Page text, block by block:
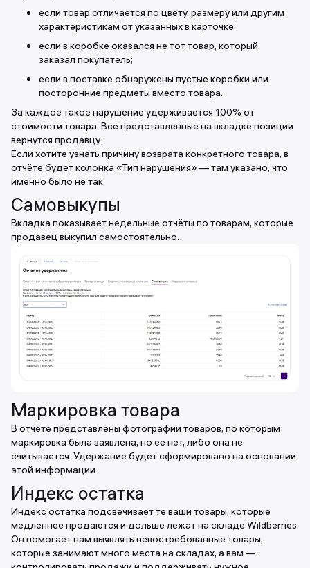
если товар отличается по цвету, размеру или другим
характеристикам от указанных в карточке;
если в коробке оказался не тот товар, который
заказал покупатель;
если в поставке обнаружены пустые коробки или
посторонние предметы вместо товара.
За каждое такое нарушение удерживается 100% от
стоимости товара. Все представленные на вкладке позиции
вернутся продавцу.
Если хотите узнать причину возврата конкретного товара, в
отчёте будет колонка «Тип нарушения» — там указано, что
именно было не так.
Самовыкупы
Вкладка показывает недельные отчёты по товарам, которые
продавец выкупил самостоятельно.
Маркировка товара
В отчёте представлены фотографии товаров, по которым
маркировка была заявлена, но ее нет, либо она не
считывается. Удержание будет сформировано на основании
этой информации.
Индекс остатка
Индекс остатка подсвечивает те ваши товары, которые
медленнее продаются и дольше лежат на складе Wildberries.
Он помогает нам выявлять невостребованные товары,
которые занимают много места на складах, а вам —